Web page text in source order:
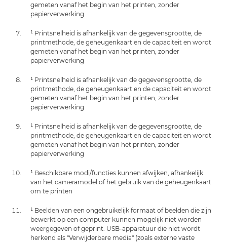
gemeten vanaf het begin van het printen, zonder
papierverwerking
¹ Printsnelheid is afhankelijk van de gegevensgrootte, de
printmethode, de geheugenkaart en de capaciteit en wordt
gemeten vanaf het begin van het printen, zonder
papierverwerking
¹ Printsnelheid is afhankelijk van de gegevensgrootte, de
printmethode, de geheugenkaart en de capaciteit en wordt
gemeten vanaf het begin van het printen, zonder
papierverwerking
¹ Printsnelheid is afhankelijk van de gegevensgrootte, de
printmethode, de geheugenkaart en de capaciteit en wordt
gemeten vanaf het begin van het printen, zonder
papierverwerking
¹ Beschikbare modi/functies kunnen afwijken, afhankelijk
van het cameramodel of het gebruik van de geheugenkaart
om te printen
¹ Beelden van een ongebruikelijk formaat of beelden die zijn
bewerkt op een computer kunnen mogelijk niet worden
weergegeven of geprint. USB-apparatuur die niet wordt
herkend als "Verwijderbare media" (zoals externe vaste